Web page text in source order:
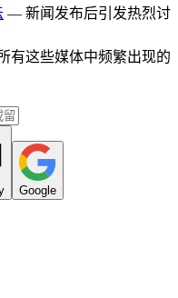
— 新闻发布后引发热烈讨
有这些媒体中频繁出现的
Google